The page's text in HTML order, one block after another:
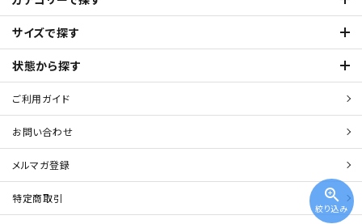
zoom_in
絞り込み
サイズで探す
状態から探す
ご利用ガイド
お問い合わせ
メルマガ登録
特定商取引